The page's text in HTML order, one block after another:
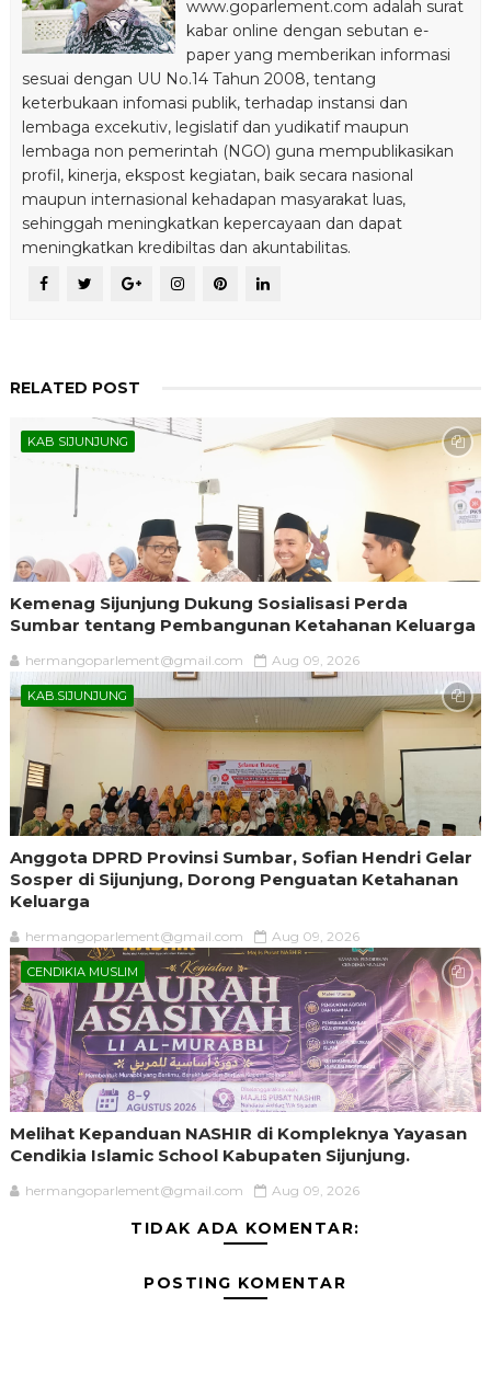
www.goparlement.com adalah surat
kabar online dengan sebutan e-
paper yang memberikan informasi
sesuai dengan UU No.14 Tahun 2008, tentang
keterbukaan infomasi publik, terhadap instansi dan
lembaga excekutiv, legislatif dan yudikatif maupun
lembaga non pemerintah (NGO) guna mempublikasikan
profil, kinerja, ekspost kegiatan, baik secara nasional
maupun internasional kehadapan masyarakat luas,
sehinggah meningkatkan kepercayaan dan dapat
meningkatkan kredibiltas dan akuntabilitas.
RELATED POST
KAB SIJUNJUNG
Kemenag Sijunjung Dukung Sosialisasi Perda
Sumbar tentang Pembangunan Ketahanan Keluarga
hermangoparlement@gmail.com Aug 09, 2026
KAB.SIJUNJUNG
Anggota DPRD Provinsi Sumbar, Sofian Hendri Gelar
Sosper di Sijunjung, Dorong Penguatan Ketahanan
Keluarga
hermangoparlement@gmail.com Aug 09, 2026
CENDIKIA MUSLIM
Melihat Kepanduan NASHIR di Kompleknya Yayasan
Cendikia Islamic School Kabupaten Sijunjung.
hermangoparlement@gmail.com Aug 09, 2026
TIDAK ADA KOMENTAR:
POSTING KOMENTAR